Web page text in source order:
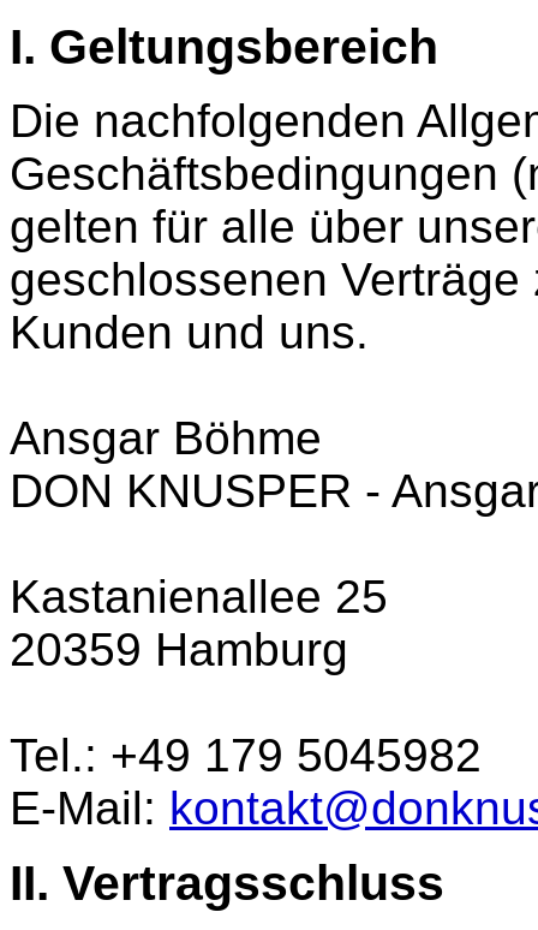
I. Geltungsbereich
Die nachfolgenden
Geschäftsbedingungen
gelten für alle über
geschlossenen
Kunden und uns.
Ansgar Böhme
DON KNUSPER -
Kastanienallee 25
20359 Hamburg
Tel.: +49 179 5045982
E-Mail:
II. Vertragsschluss